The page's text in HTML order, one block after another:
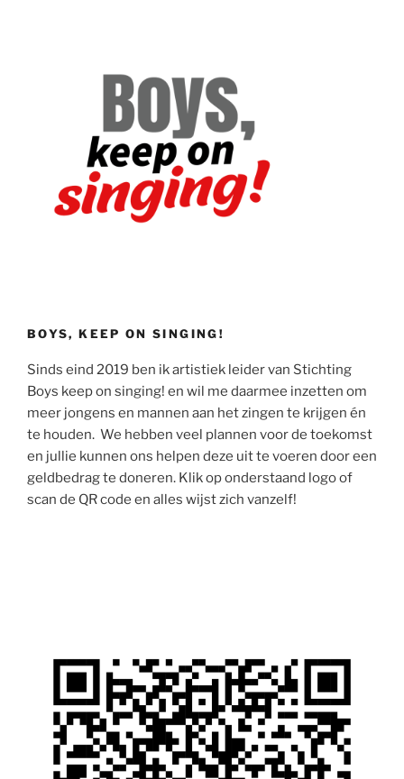
BOYS, KEEP ON SINGING!
Sinds eind 2019 ben ik artistiek leider van Stichting
Boys keep on singing! en wil me daarmee inzetten om
meer jongens en mannen aan het zingen te krijgen én
te houden. We hebben veel plannen voor de toekomst
en jullie kunnen ons helpen deze uit te voeren door een
geldbedrag te doneren. Klik op onderstaand logo of
scan de QR code en alles wijst zich vanzelf!